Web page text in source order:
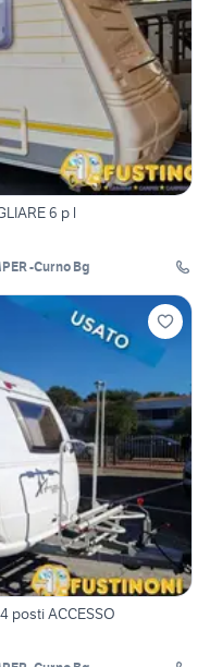
6 p l
-Curno Bg
posti ACCESSO